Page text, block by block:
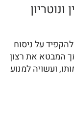
על ניסוח
המבטא את רצון
ועשויה למנוע